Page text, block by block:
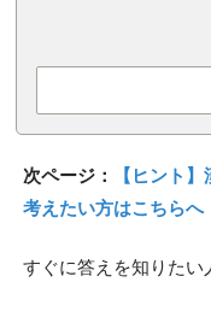
次ページ：
【ヒント
考えたい方はこちらへ
すぐに答えを知りたい